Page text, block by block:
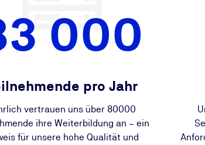
000
pro Jahr
vertrauen uns über 80000
ihre Weiterbildung an – ein
für unsere hohe Qualität und